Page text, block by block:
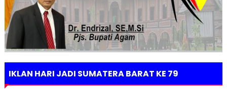
IKLAN HARI JADI SUMATERA BARAT KE 79